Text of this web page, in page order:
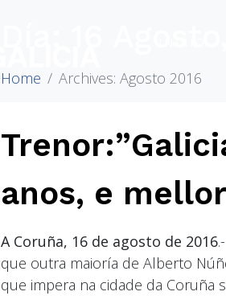
Home Archives: Agosto 2016
anos, e
A Coruña, 16 de agosto de 2016
que outra maioría de Alberto
que impera na cidade da Coruña